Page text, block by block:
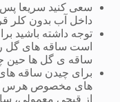
سعی کنید سریعا پس
داخل آب بدون کلر
توجه داشته باشید
است ساقه های گل را
ساقه ی گل ها حین
برای چیدن ساقه
های مخصوص هرس
از قیچی معمولی،